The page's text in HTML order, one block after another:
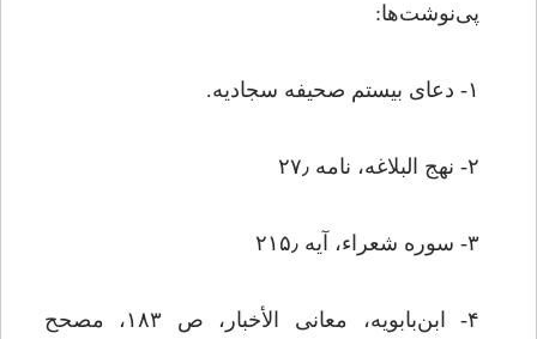
پی‌نوشت‌ها:
۱- دعای بیستم صحیفه سجادیه.
۲- نهج البلاغه، نامه ۲۷٫
۳- سوره شعراء، آیه ۲۱۵٫
۴- ابن‌بابویه، معانی الأخبار، ص ۱۸۳، مصحح